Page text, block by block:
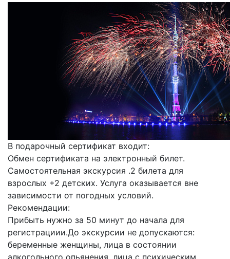
В подарочный сертификат входит:
Обмен сертификата на электронный билет.
Самостоятельная экскурсия .2 билета для
взрослых +2 детских. Услуга оказывается вне
зависимости от погодных условий.
Рекомендации:
Прибыть нужно за 50 минут до начала для
регистрациии.До экскурсии не допускаются:
беременные женщины, лица в состоянии
алкогольного опьянения, лица с психическим